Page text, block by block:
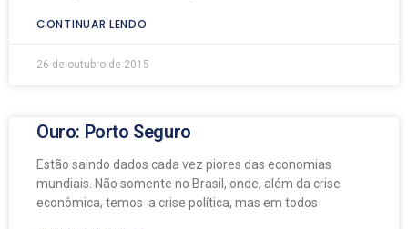
CONTINUAR LENDO
26 de outubro de 2015
Ouro: Porto Seguro
Estão saindo dados cada vez piores das economias
mundiais. Não somente no Brasil, onde, além da crise
econômica, temos a crise política, mas em todos